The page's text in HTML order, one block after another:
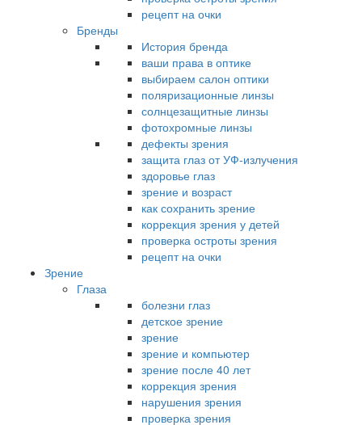
рецепт на очки
Бренды
История бренда
ваши права в оптике
выбираем салон оптики
поляризационные линзы
солнцезащитные линзы
фотохромные линзы
дефекты зрения
защита глаз от УФ-излучения
здоровье глаз
зрение и возраст
как сохранить зрение
коррекция зрения у детей
проверка остроты зрения
рецепт на очки
Зрение
Глаза
болезни глаз
детское зрение
зрение
зрение и компьютер
зрение после 40 лет
коррекция зрения
нарушения зрения
проверка зрения